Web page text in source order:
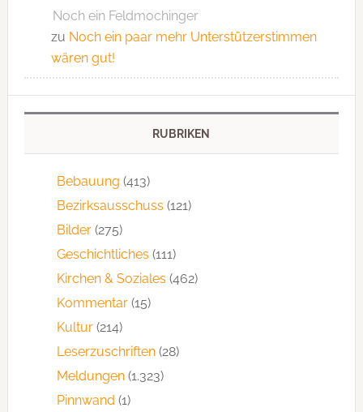
Noch ein Feldmochinger
zu Noch ein paar mehr Unterstützerstimmen
wären gut!
RUBRIKEN
Bebauung (413)
Bezirksausschuss (121)
Bilder(275)
Geschichtliches (111)
Kirchen & Soziales (462)
Kommentar(15)
Kultur(214)
Leserzuschriften(28)
Meldungen(1.323)
Pinnwand (1)